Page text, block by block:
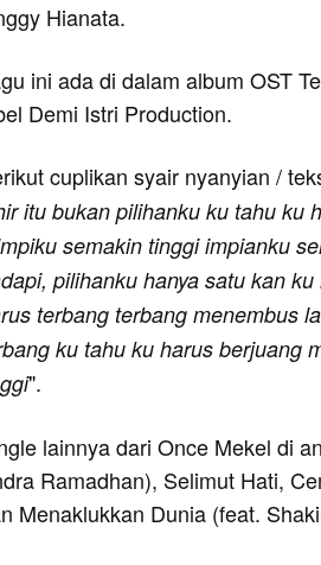
Hianata.
ini ada di dalam album OST
Demi Istri Production.
cuplikan syair nyanyian /
itu bukan pilihanku ku tahu ku
semakin tinggi impianku
pilihanku hanya satu kan
terbang terbang menembus
ku tahu ku harus berjuang
".
lainnya dari Once Mekel di
Ramadhan), Selimut Hati,
Menaklukkan Dunia (feat.